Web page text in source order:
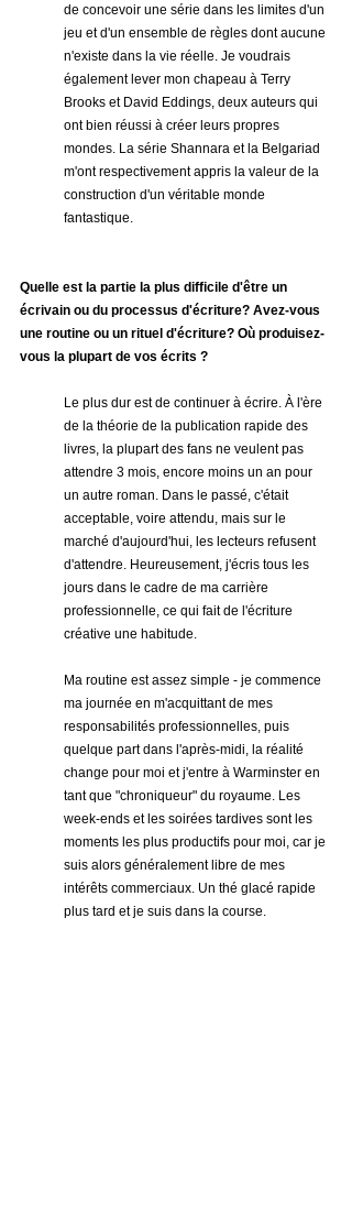
de concevoir une série dans les limites d'un
jeu et d'un ensemble de règles dont aucune
n'existe dans la vie réelle. Je voudrais
également lever mon chapeau à Terry
Brooks et David Eddings, deux auteurs qui
ont bien réussi à créer leurs propres
mondes. La série Shannara et la Belgariad
m'ont respectivement appris la valeur de la
construction d'un véritable monde
fantastique.
Quelle est la partie la plus difficile d'être un
écrivain ou du processus d'écriture? Avez-vous
une routine ou un rituel d'écriture? Où produisez-
vous la plupart de vos écrits ?
Le plus dur est de continuer à écrire. À l'ère
de la théorie de la publication rapide des
livres, la plupart des fans ne veulent pas
attendre 3 mois, encore moins un an pour
un autre roman. Dans le passé, c'était
acceptable, voire attendu, mais sur le
marché d'aujourd'hui, les lecteurs refusent
d'attendre. Heureusement, j'écris tous les
jours dans le cadre de ma carrière
professionnelle, ce qui fait de l'écriture
créative une habitude.
Ma routine est assez simple - je commence
ma journée en m'acquittant de mes
responsabilités professionnelles, puis
quelque part dans l'après-midi, la réalité
change pour moi et j'entre à Warminster en
tant que "chroniqueur" du royaume. Les
week-ends et les soirées tardives sont les
moments les plus productifs pour moi, car je
suis alors généralement libre de mes
intérêts commerciaux. Un thé glacé rapide
plus tard et je suis dans la course.